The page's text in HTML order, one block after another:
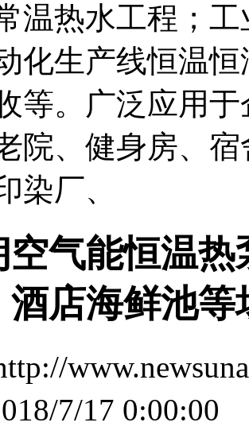
温热水工程；
化生产线恒温
等。广泛应用
院、健身房、
染厂、
空气能恒温
酒店海鲜池等
7/17 0:00:00